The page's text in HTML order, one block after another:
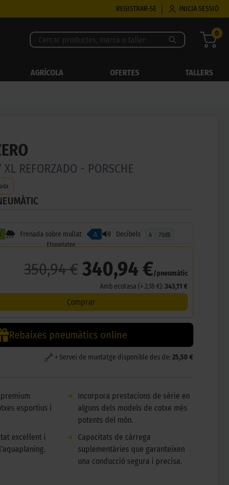
REGISTRAR-SE INICIA SESSIÓ
0
AGRÍCOLA OFERTES TALLERS
XL REFORZADO - PORSCHE
Frenada sobre mullat A Decibels A
70dB
Etiquetatge
350,94 € 340,94 €/pneumàtic
Amb ecotasa (+ 2,18 €): 343,11 €
Comprar
Rebaixes pneumàtics online
+ Servei de muntatge disponible des de: 25,50 €
esportius i
➜
Incorpora prestacions de sèrie en
alguns dels models de cotxe més
potents del món.
excel·lent i
➜
Capacitats de càrrega
suplementàries que garanteixen
una conducció segura i precisa.